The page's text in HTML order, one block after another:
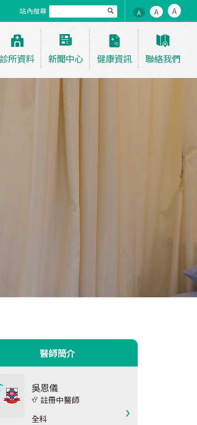
站內搜尋 A A A
診所資料 新聞中心 健康資訊 聯絡我們
醫師簡介
吳恩儀
註冊中醫師
全科